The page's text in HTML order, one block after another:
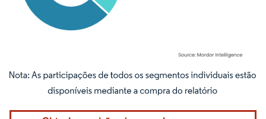
Imagem © Mordor Intelligence. O reuso requer atribuição conforme CC BY 4.0.